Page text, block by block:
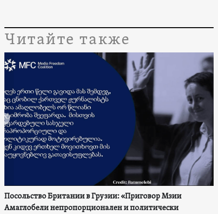
Читайте также
Посольство Британии в Грузии: «Приговор Мзии
Амаглобели непропорционален и политически